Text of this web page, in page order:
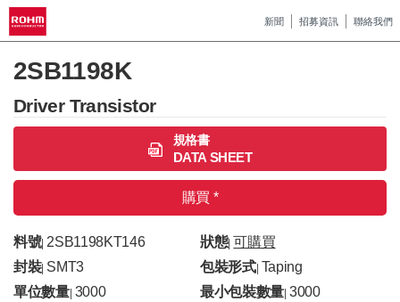
新聞 招募資訊 聯絡我們
2SB1198K
Driver Transistor
規格書
DATA SHEET
購買 *
料號|2SB1198KT146 狀態| 可購買
封裝| SMT3 包裝形式| Taping
單位數量| 3000 最小包裝數量 |3000